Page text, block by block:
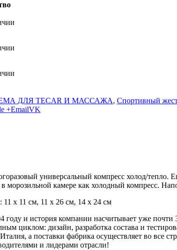
ДЛЯ TECAR И МАССАЖА, Спортивный
+EmailVK
универсальный компресс холод/тепло.
морозильной камере как холодный компресс.
11 х 11 см, 11 х 26 см, 14 х 24 см
году и история компании насчитывает уже
циклом: дизайн, разработка состава и
а поставки фабрика осуществляет во
и лидерами отрасли!